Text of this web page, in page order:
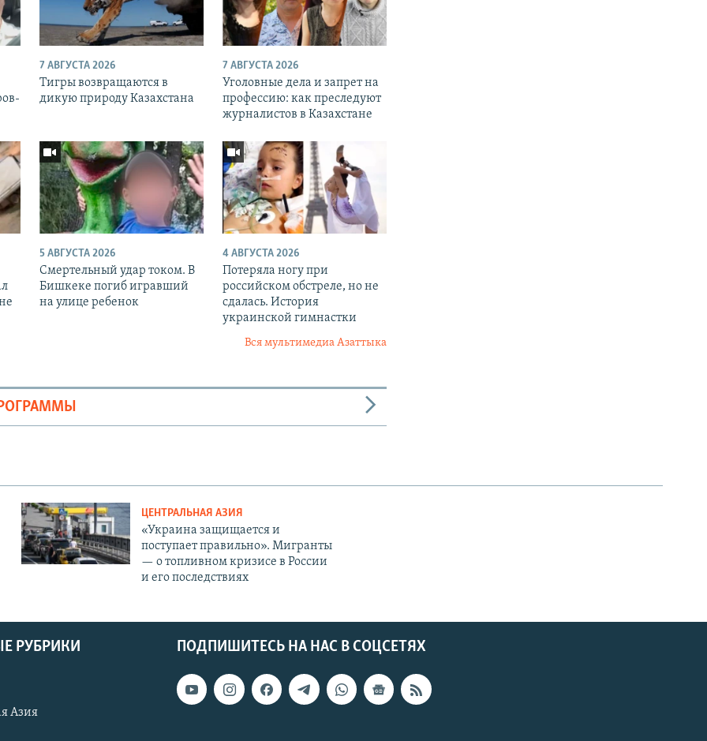
7 АВГУСТА 2026
Тигры возвращаются в
дикую природу Казахстана
7 АВГУСТА 2026
Уголовные дела и запрет на
профессию: как преследуют
журналистов в Казахстане
5 АВГУСТА 2026
Смертельный удар током. В
Бишкеке погиб игравший
на улице ребенок
4 АВГУСТА 2026
Потеряла ногу при
российском обстреле, но не
сдалась. История
украинской гимнастки
Вся мультимедиа Азаттыка
ЦЕНТРАЛЬНАЯ АЗИЯ
«Украина защищается и
поступает правильно». Мигранты
— о топливном кризисе в России
и его последствиях
ПОДПИШИТЕСЬ НА НАС В СОЦСЕТЯХ
РУБРИКИ
Азия